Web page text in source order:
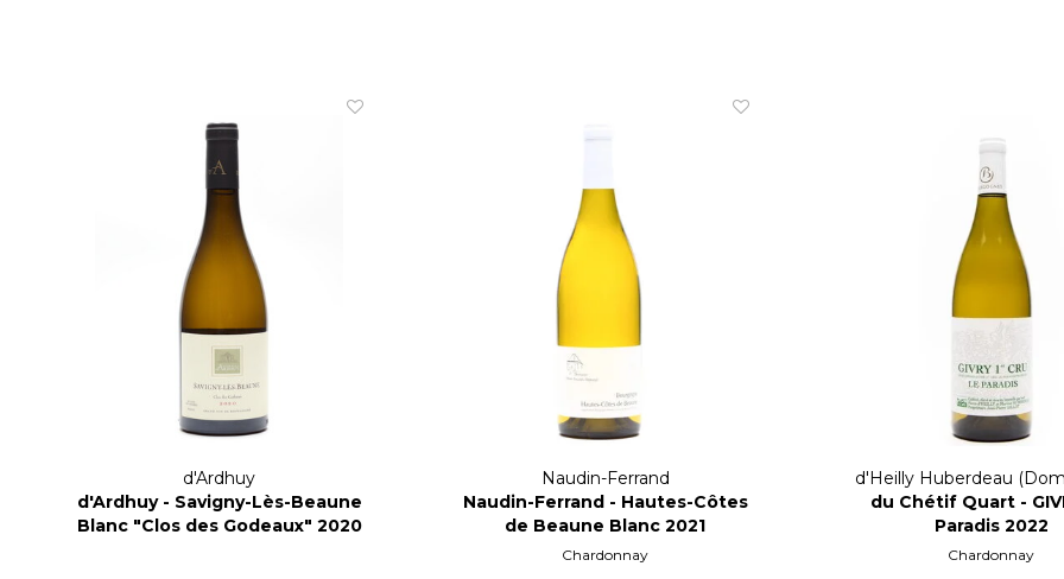
d'Ardhuy
d'Ardhuy - Savigny-Lès-Beaune
Blanc "Clos des Godeaux" 2020
Naudin-Ferrand
Naudin-Ferrand - Hautes-Côtes
de Beaune Blanc 2021
Chardonnay
d'Heilly Huberdeau
Chétif Quart)
du Chétif Quart -
Paradis 2022
Chardonnay